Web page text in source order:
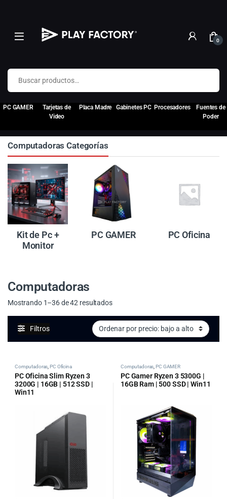
0
Buscar por:
PC GAMER
Tarjetas de
Video
Placa Madre Gabinetes PC Procesadores
Fuentes de
Poder
Computadoras Categorías
Kit de Pc +
Monitor
PC GAMER PC Oficina
Computadoras
Mostrando 1–36 de 42 resultadosOrdenado por precio: bajo a alto
Filtros
Computadoras ,PC Oficina
PC Oficina Slim Ryzen 3
3200G | 16GB | 512 SSD |
Win11
Computadoras ,PC GAMER
PC Gamer Ryzen 3 5300G |
16GB Ram | 500 SSD | Win11